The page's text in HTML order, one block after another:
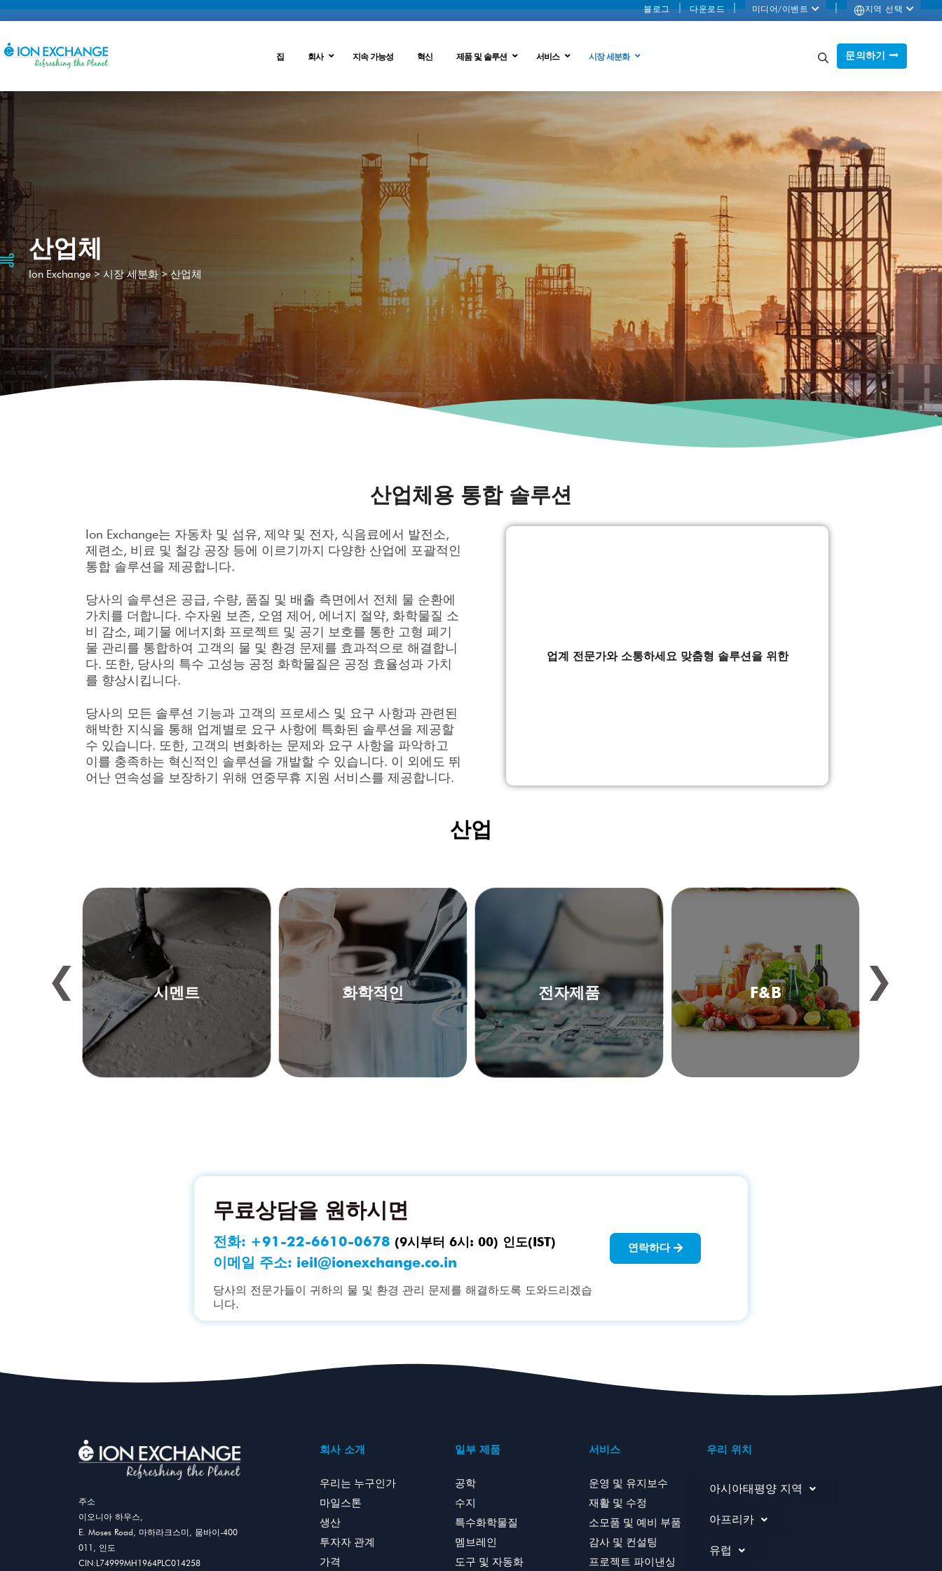
블로그 다운로드 미디어/이벤트 지역 선택
집 회사 지속 가능성 혁신 제품 및 솔루션
공정처리
후 처리
폐수 시스템
물 재활용
제로 액체 방전
슬러지 탈수
폐기물을 에너지로
멤브레인 공정
이온교환막 공정
서비스 시장 세분화 문의하기
산업체
Ion Exchange> 시장 세분화>산업체
산업체용 통합 솔루션
Ion Exchange는 자동차 및 섬유, 제약 및 전자, 식음료에서 발전소,
제련소, 비료 및 철강 공장 등에 이르기까지 다양한 산업에 포괄적인
통합 솔루션을 제공합니다.
당사의 솔루션은 공급, 수량, 품질 및 배출 측면에서 전체 물 순환에
가치를 더합니다. 수자원 보존, 오염 제어, 에너지 절약, 화학물질 소
비 감소, 폐기물 에너지화 프로젝트 및 공기 보호를 통한 고형 폐기
물 관리를 통합하여 고객의 물 및 환경 문제를 효과적으로 해결합니
다. 또한, 당사의 특수 고성능 공정 화학물질은 공정 효율성과 가치
를 향상시킵니다.
당사의 모든 솔루션 기능과 고객의 프로세스 및 요구 사항과 관련된
해박한 지식을 통해 업계별로 요구 사항에 특화된 솔루션을 제공할
수 있습니다. 또한, 고객의 변화하는 문제와 요구 사항을 파악하고
이를 충족하는 혁신적인 솔루션을 개발할 수 있습니다. 이 외에도 뛰
어난 연속성을 보장하기 위해 연중무휴 지원 서비스를 제공합니다.
업계 전문가와 소통하세요 맞춤형 솔루션을 위한
산업
시멘트 화학적인 전자제품 F&B
❮ ❯
무료상담을 원하시면
전화: +91-22-6610-0678 (9시부터 6시: 00) 인도(IST)
이메일 주소: ieil@ionexchange.co.in
당사의 전문가들이 귀하의 물 및 환경 관리 문제를 해결하도록 도와드리겠습
니다.
연락하다
주소
이오니아 하우스,
E. Moses Road, 마하라크스미, 뭄바이-400
011, 인도
CIN:L74999MH1964PLC014258
회사 소개
우리는 누구인가
마일스톤
생산
투자자 관계
가격
일부 제품
공학
수지
특수화학물질
멤브레인
도구 및 자동화
서비스
운영 및 유지보수
재활 및 수정
소모품 및 예비 부품
감사 및 컨설팅
프로젝트 파이낸싱
우리 위치
아시아태평양 지역
아프리카
유럽